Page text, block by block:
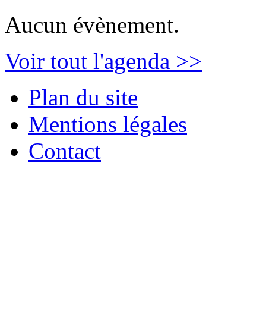
Aucun évènement.
Voir tout l'agenda >>
Plan du site
Mentions légales
Contact